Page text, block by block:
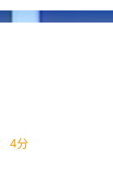
4分